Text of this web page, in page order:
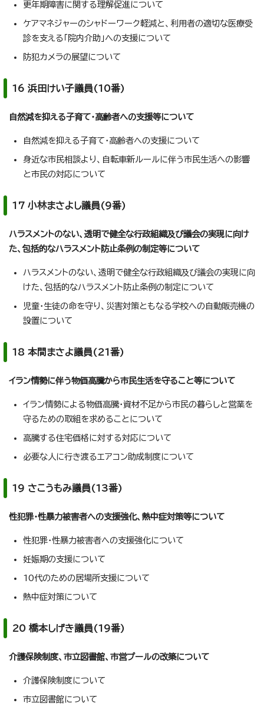
更年期障害に関する理解促進について
ケアマネジャーのシャドーワーク軽減と、利用者の適切な医療受
診を支える「院内介助」への支援について
防犯カメラの展望について
16 浜田けい子議員(10番)
自然減を抑える子育て・高齢者への支援等について
自然減を抑える子育て・高齢者への支援について
身近な市民相談より、自転車新ルールに伴う市民生活への影響
と市民の対応について
17 小林まさよし議員(9番)
ハラスメントのない、透明で健全な行政組織及び議会の実現に向け
た、包括的なハラスメント防止条例の制定等について
ハラスメントのない、透明で健全な行政組織及び議会の実現に向
けた、包括的なハラスメント防止条例の制定について
児童・生徒の命を守り、災害対策ともなる学校への自動販売機の
設置について
18 本間まさよ議員(21番)
イラン情勢に伴う物価高騰から市民生活を守ること等について
イラン情勢による物価高騰・資材不足から市民の暮らしと営業を
守るための取組を求めることについて
高騰する住宅価格に対する対応について
必要な人に行き渡るエアコン助成制度について
19 さこうもみ議員(13番)
性犯罪・性暴力被害者への支援強化、熱中症対策等について
性犯罪・性暴力被害者への支援強化について
妊娠期の支援について
10代のための居場所支援について
熱中症対策について
20 橋本しげき議員(19番)
介護保険制度、市立図書館、市営プールの改築について
介護保険制度について
市立図書館について